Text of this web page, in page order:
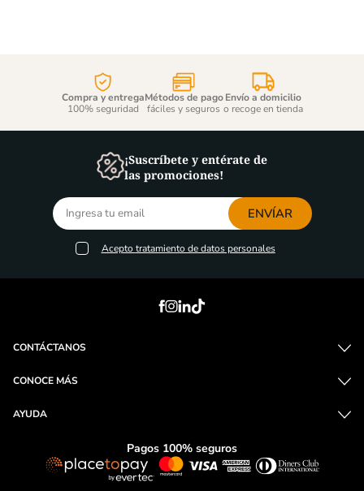
Compra y entrega
100% seguridad
Métodos de pago
fáciles y seguros
Envío a domicilio
o recoge en tienda
¡Suscríbete y entérate de
las promociones!
ENVÍAR
Acepto tratamiento de datos personales
CONTÁCTANOS
CONOCE MÁS
AYUDA
Pagos 100% seguros